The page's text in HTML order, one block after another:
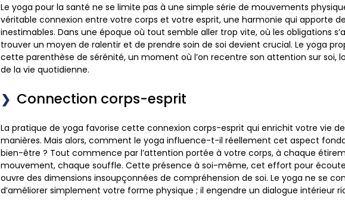
Le yoga pour la santé ne se limite pas à une simple série de mouvements
véritable connexion entre votre corps et votre esprit, une harmonie qui apporte
inestimables. Dans une époque où tout semble aller trop vite, où les obligations
trouver un moyen de ralentir et de prendre soin de soi devient crucial. Le yoga
cette parenthèse de sérénité, un moment où l’on recentre son attention sur soi,
de la vie quotidienne.
Connection corps-esprit
La pratique de yoga favorise cette connexion corps-esprit qui enrichit votre vie
manières. Mais alors, comment le yoga influence-t-il réellement cet aspect
bien-être ? Tout commence par l’attention portée à votre corps, à chaque
mouvement, chaque souffle. Cette présence à soi-même, cet effort pour
ouvre des dimensions insoupçonnées de compréhension de soi. Le yoga ne se
d’améliorer simplement votre forme physique ; il engendre un dialogue intérieur